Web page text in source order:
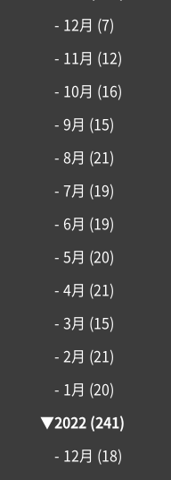
- 12月 (7)
- 11月 (12)
- 10月 (16)
- 9月 (15)
- 8月 (21)
- 7月 (19)
- 6月 (19)
- 5月 (20)
- 4月 (21)
- 3月 (15)
- 2月 (21)
- 1月 (20)
▼2022 (241)
- 12月 (18)